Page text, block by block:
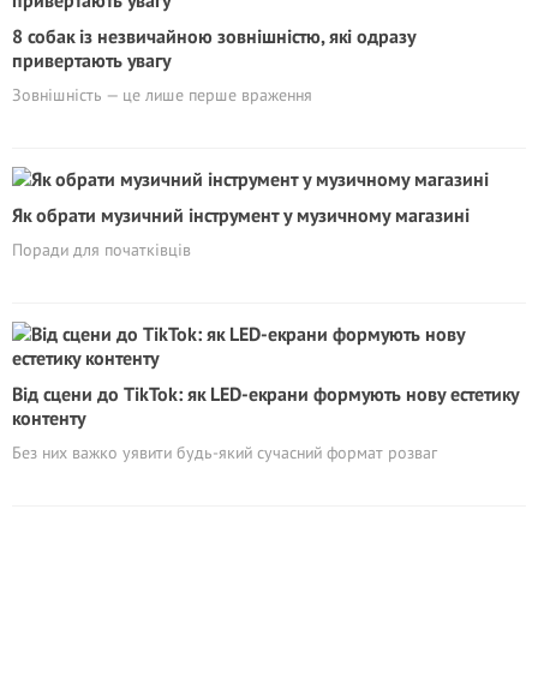
8 собак із незвичайною зовнішністю, які одразу
привертають увагу
Зовнішність — це лише перше враження
Як обрати музичний інструмент у музичному магазині
Поради для початківців
Від сцени до TikTok: як LED-екрани формують нову естетику
контенту
Без них важко уявити будь-який сучасний формат розваг